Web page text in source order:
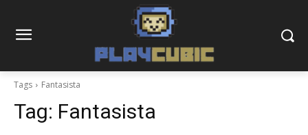
Tags Fantasista
Tag: Fantasista